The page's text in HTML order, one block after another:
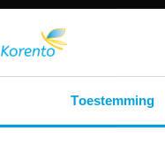
Toestemming